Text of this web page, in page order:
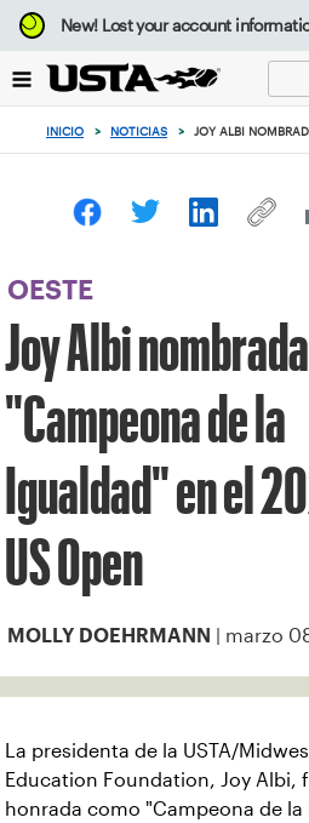
Enfoque
desde
botón
volver
principio
New!Lost your account
INICIO > NOTICIAS > JOY ALBI
OESTE
Joy Albi nombrada
"Campeona de la
Igualdad" en el
US Open
MOLLY DOEHRMANN | marzo
La presidenta de la USTA/
Education Foundation, Joy Albi,
honrada como "Campeona de la